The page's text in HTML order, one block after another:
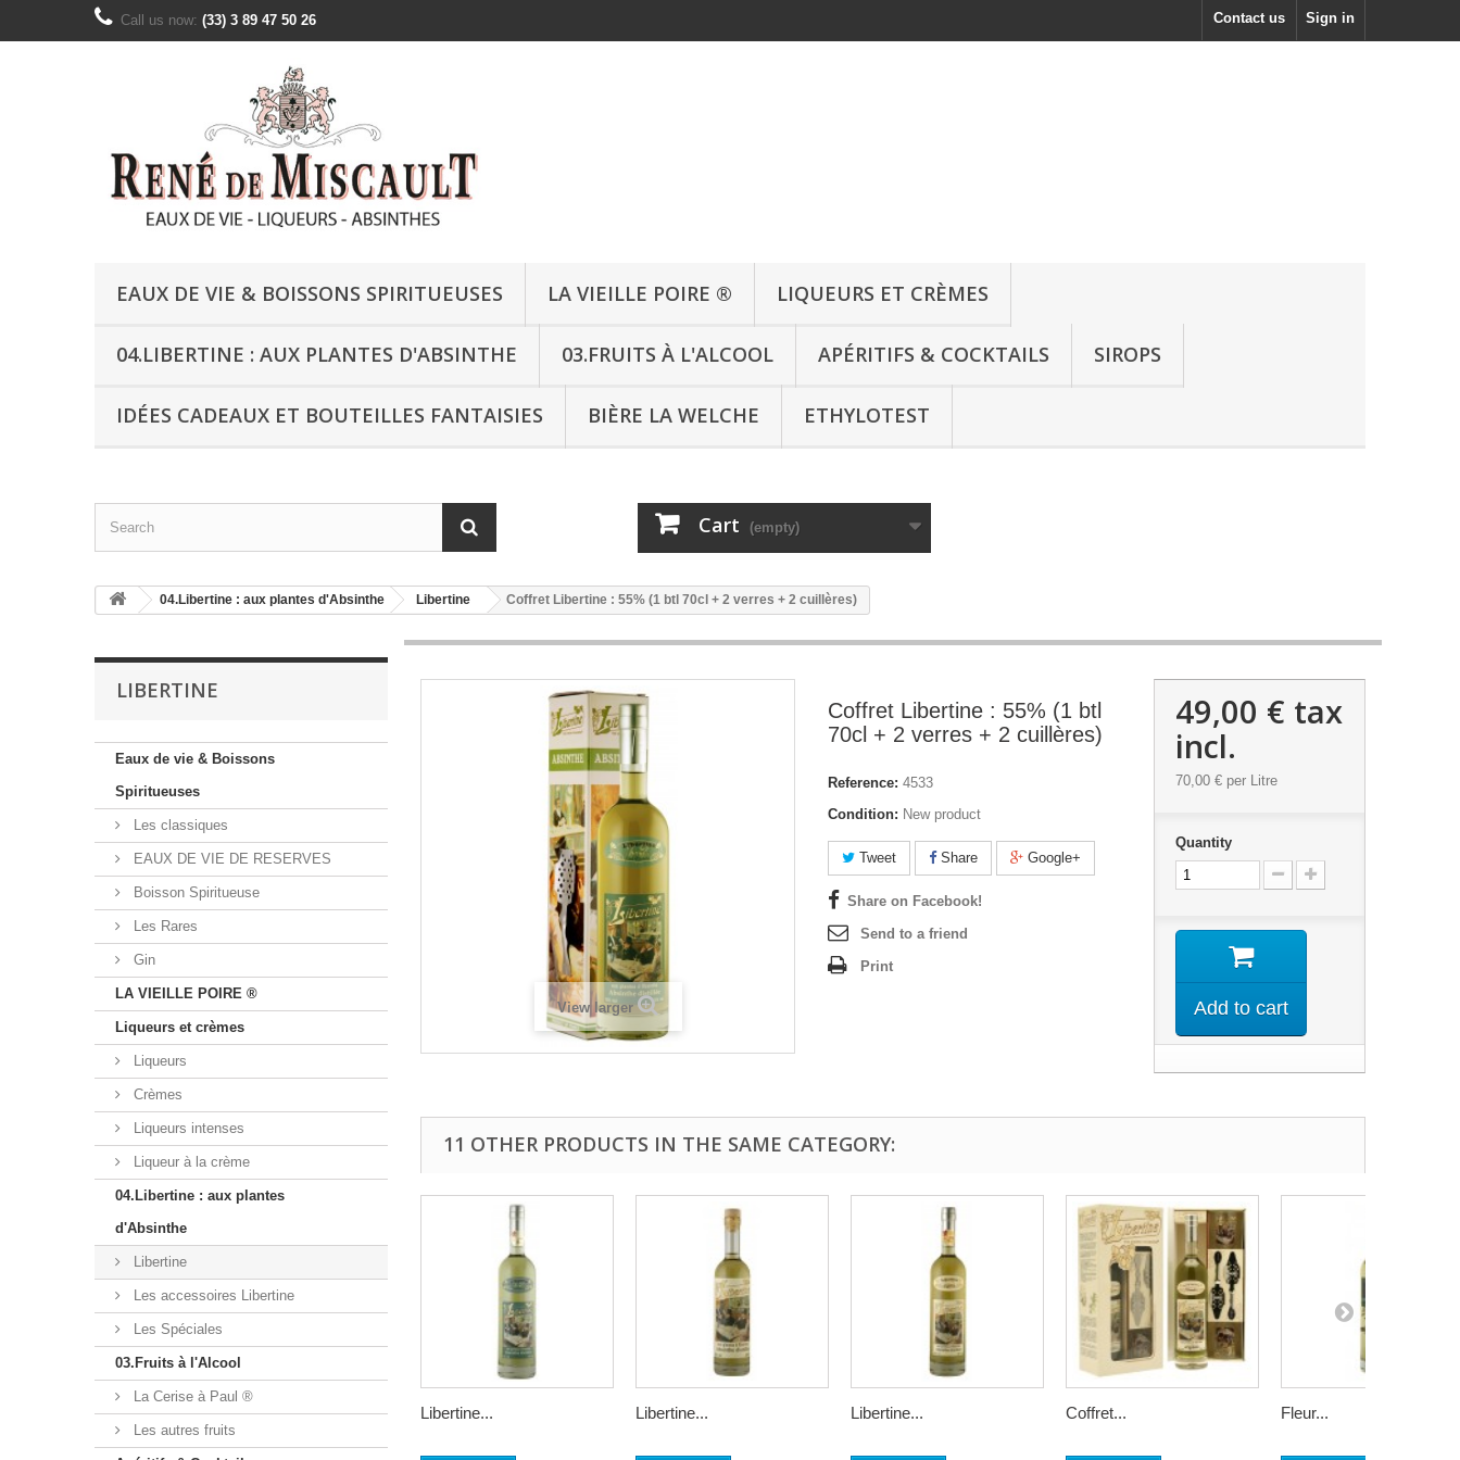
Sign in
Contact us
Call us now: (33) 3 89 47 50 26
EAUX DE VIE & BOISSONS SPIRITUEUSES LA VIEILLE POIRE ® LIQUEURS ET CRÈMES
04.LIBERTINE : AUX PLANTES D'ABSINTHE 03.FRUITS À L'ALCOOL APÉRITIFS & COCKTAILS SIROPS
IDÉES CADEAUX ET BOUTEILLES FANTAISIES BIÈRE LA WELCHE ETHYLOTEST
Cart (empty)
04.Libertine : aux plantes d'Absinthe Libertine Coffret Libertine : 55% (1 btl 70cl + 2 verres + 2 cuillères)
LIBERTINE
Eaux de vie & Boissons
Spiritueuses
Les classiques
EAUX DE VIE DE RESERVES
Boisson Spiritueuse
Les Rares
Gin
LA VIEILLE POIRE ®
Liqueurs et crèmes
Liqueurs
Crèmes
Liqueurs intenses
Liqueur à la crème
04.Libertine : aux plantes
d'Absinthe
Libertine
Les accessoires Libertine
Les Spéciales
03.Fruits à l'Alcool
La Cerise à Paul ®
Les autres fruits
View larger
Coffret Libertine : 55% (1 btl
70cl + 2 verres + 2 cuillères)
Reference: 4533
Condition: New product
Tweet Share Google+
Share on Facebook!
Send to a friend
Print
49,00 € tax
incl.
70,00 €per Litre
Quantity
Add to cart
11 OTHER PRODUCTS IN THE SAME CATEGORY:
Libertine... Libertine... Libertine... Coffret... Fleur...